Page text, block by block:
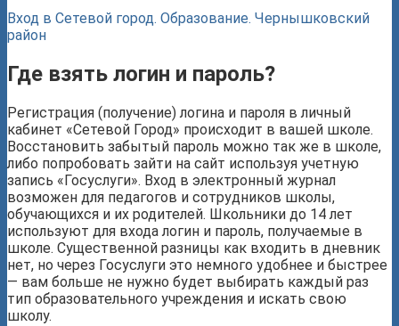
Вход в Сетевой город. Образование. Чернышковский
район
Где взять логин и пароль?
Регистрация (получение) логина и пароля в личный
кабинет «Сетевой Город» происходит в вашей школе.
Восстановить забытый пароль можно так же в школе,
либо попробовать зайти на сайт используя учетную
запись «Госуслуги». Вход в электронный журнал
возможен для педагогов и сотрудников школы,
обучающихся и их родителей. Школьники до 14 лет
используют для входа логин и пароль, получаемые в
школе. Существенной разницы как входить в дневник
нет, но через Госуслуги это немного удобнее и быстрее
— вам больше не нужно будет выбирать каждый раз
тип образовательного учреждения и искать свою
школу.